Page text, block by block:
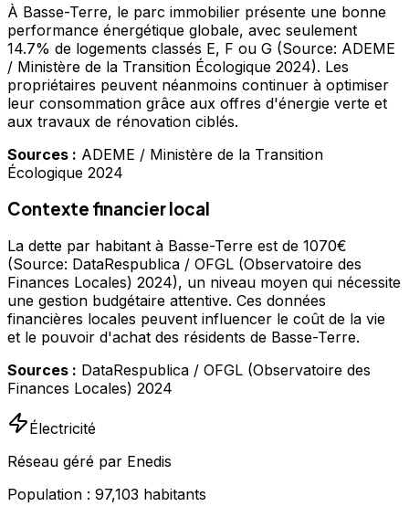
À Basse-Terre, le parc immobilier présente une bonne
performance énergétique globale, avec seulement
14.7% de logements classés E, F ou G (Source: ADEME
/ Ministère de la Transition Écologique 2024). Les
propriétaires peuvent néanmoins continuer à optimiser
leur consommation grâce aux offres d'énergie verte et
aux travaux de rénovation ciblés.
Sources : ADEME / Ministère de la Transition
Écologique 2024
Contexte financier local
La dette par habitant à Basse-Terre est de 1070€
(Source: DataRespublica / OFGL (Observatoire des
Finances Locales) 2024), un niveau moyen qui nécessite
une gestion budgétaire attentive. Ces données
financières locales peuvent influencer le coût de la vie
et le pouvoir d'achat des résidents de Basse-Terre.
Sources : DataRespublica / OFGL (Observatoire des
Finances Locales) 2024
Électricité
Réseau géré par Enedis
Population : 97,103 habitants